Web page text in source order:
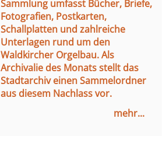
Sammlung umfasst Bücher, Briefe,
Fotografien, Postkarten,
Schallplatten und zahlreiche
Unterlagen rund um den
Waldkircher Orgelbau. Als
Archivalie des Monats stellt das
Stadtarchiv einen Sammelordner
aus diesem Nachlass vor.
mehr...